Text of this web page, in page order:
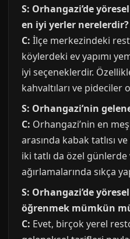
S: Orhangazi’de
en iyi yerler nerelerdir?
C: İlçe merkezindeki
köylerdeki ev yapımı
iyi seçeneklerdir.
kahvaltıları ve pideciler
S: Orhangazi’nin
C: Orhangazi’nin en
arasında kabak tatlısı
iki tatlı da özel
ağırlamalarında sıkça
S: Orhangazi’de
öğrenmek mümkün
C: Evet, birçok yerel